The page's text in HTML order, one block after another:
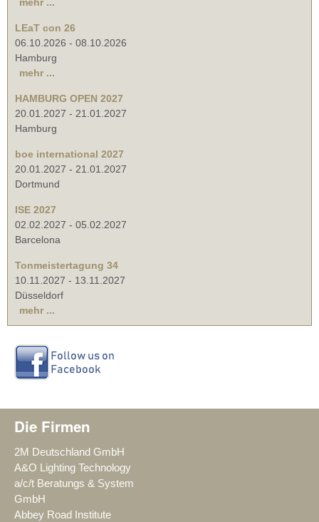
LEaT con 26
06.10.2026 - 08.10.2026
Hamburg
mehr ...
HAMBURG OPEN 2027
20.01.2027 - 21.01.2027
Hamburg
boe international 2027
20.01.2027 - 21.01.2027
Dortmund
ISE 2027
02.02.2027 - 05.02.2027
Barcelona
Tonmeistertagung 34
10.11.2027 - 13.11.2027
Düsseldorf
mehr ...
Die Firmen
2M Deutschland GmbH
A&O Lighting Technology
a/c/t Beratungs & System
GmbH
Abbey Road Institute